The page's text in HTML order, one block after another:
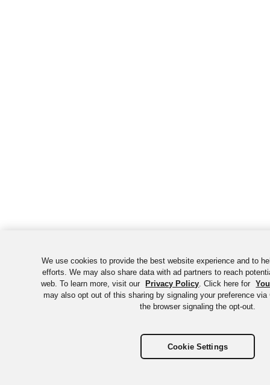
We use cookies to provide the best website experience and to
efforts. We may also share data with ad partners to reach
web. To learn more, visit our
Privacy Policy. Click here for
may also opt out of this sharing by signaling your preference
the browser signaling the opt-out.
Cookie Settings